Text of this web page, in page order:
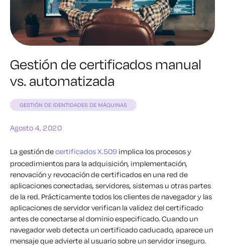
Gestión de certificados manual
vs. automatizada
GESTIÓN DE IDENTIDADES DE MÁQUINAS
Agosto 4, 2020
La gestión decertificados X.509 implica los procesos y
procedimientos para la adquisición, implementación,
renovación y revocación de certificados en una red de
aplicaciones conectadas, servidores, sistemas u otras partes
de la red. Prácticamente todos los clientes de navegador y las
aplicaciones de servidor verifican la validez del certificado
antes de conectarse al dominio especificado. Cuando un
navegador web detecta un certificado caducado, aparece un
mensaje que advierte al usuario sobre un servidor inseguro.